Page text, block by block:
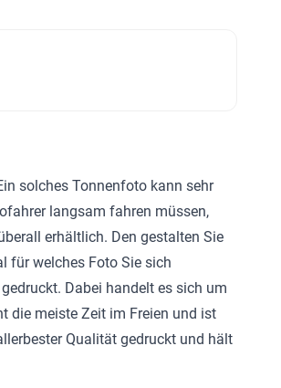
solches Tonnenfoto kann sehr
langsam fahren müssen,
erhältlich. Den gestalten Sie
für welches Foto Sie sich
Dabei handelt es sich um
die meiste Zeit im Freien und ist
Qualität gedruckt und hält